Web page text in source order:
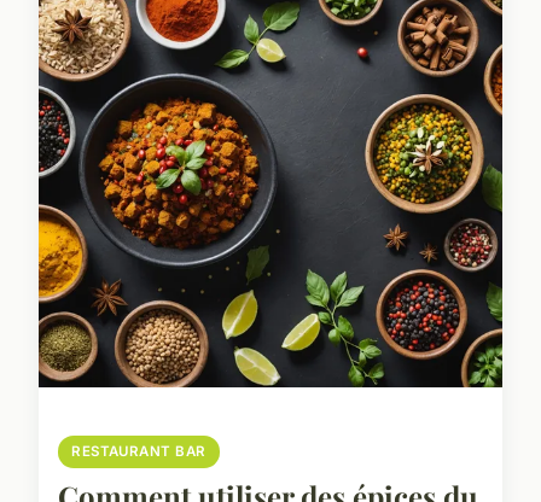
RESTAURANT BAR